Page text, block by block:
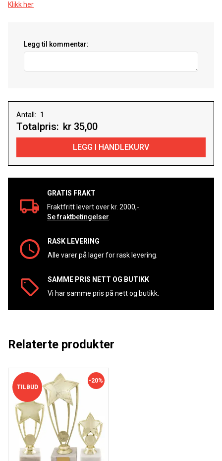
Klikk her
Legg til kommentar:
Antall:
Totalpris: kr 35,00
GRATIS FRAKT
Fraktfritt levert over kr. 2000,-.
Se fraktbetingelser
RASK LEVERING
Alle varer på lager for rask levering.
SAMME PRIS NETT OG BUTIKK
Vi har samme pris på nett og butikk.
Relaterte produkter
TILBUD
-20%